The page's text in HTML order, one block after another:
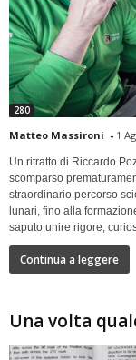
280
Matteo Massironi - 1
Un ritratto di Riccardo
scomparso
straordinario percorso
lunari, fino alla
saputo unire rigore,
Continua a leggere
Una volta